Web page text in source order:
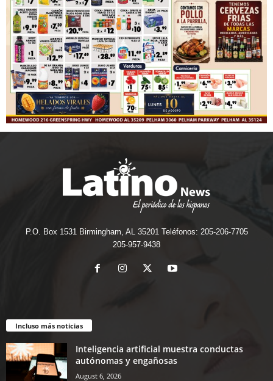
P.O. Box 1531 Birmingham, AL 35201 Teléfonos: 205-206-7705
205-957-9438
Incluso más noticias
Inteligencia artificial muestra conductas
autónomas y engañosas
August 6, 2026